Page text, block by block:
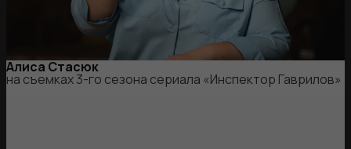
Алиса Стасюк
на съемках 3-го сезона сериала «Инспектор Гаврилов»